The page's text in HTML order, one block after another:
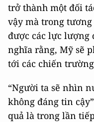
trở thành một đối
vậy mà trong
được các lực lượng
nghĩa rằng, Mỹ sẽ
tới các chiến
“Người ta sẽ nhìn
không đáng tin
quả là trong lần